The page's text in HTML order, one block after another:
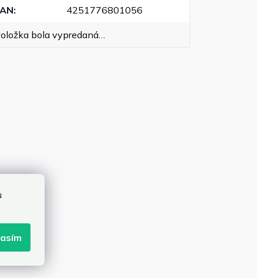
: 4251776801056
bola vypredaná…